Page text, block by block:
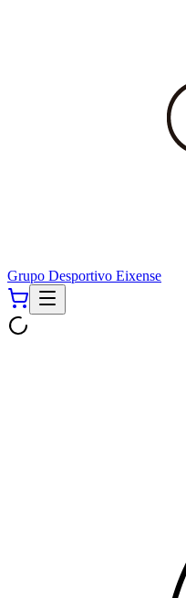
Grupo Desportivo Eixense